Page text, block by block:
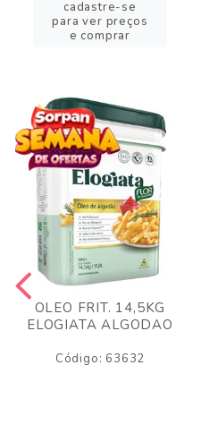
cadastre-se
para ver preços
e comprar
OLEO FRIT. 14,5KG
ELOGIATA ALGODAO
Código: 63632